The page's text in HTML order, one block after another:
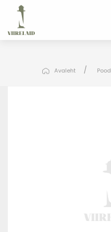
Avaleht Pood